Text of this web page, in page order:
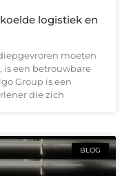
logistiek en
moeten
is een betrouwbare
Group is een
die zich
BLOG